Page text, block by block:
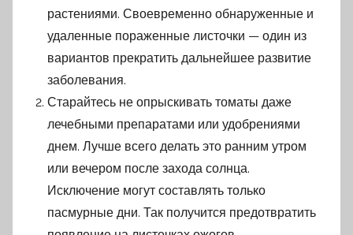
растениями. Своевременно обнаруженные и
удаленные пораженные листочки — один из
вариантов прекратить дальнейшее развитие
заболевания.
Старайтесь не опрыскивать томаты даже
лечебными препаратами или удобрениями
днем. Лучше всего делать это ранним утром
или вечером после захода солнца.
Исключение могут составлять только
пасмурные дни. Так получится предотвратить